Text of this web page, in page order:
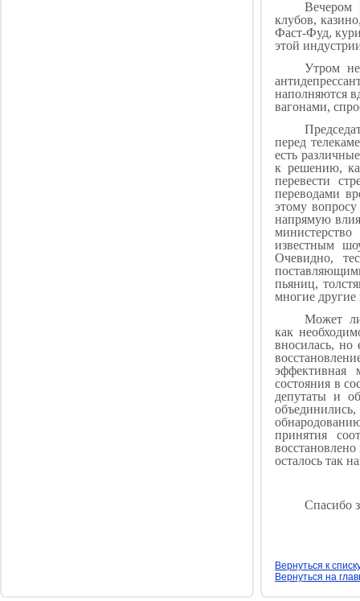
Вечером
клубов,
Фаст-Фуд,
этой
Утром
наполняются
вагонами,
перед
есть
к решению,
перевести
переводами
этому
напрямую
известным
Очевидно,
пьяниц,
многие другие
Может ли
как
вносилась,
эффективная
состояния в
депутаты и
принятия
осталось так
Спасибо
Вернуться к
Вернуться на